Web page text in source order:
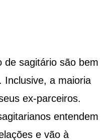
de sagitário são bem
Inclusive, a maioria
ex-parceiros.
entendem
e vão à